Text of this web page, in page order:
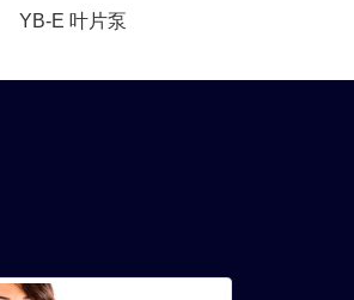
YB-E 叶片泵